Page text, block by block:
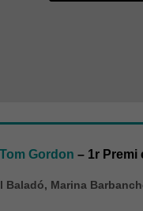
Gordon – 1r Premi
Baladó, Marina